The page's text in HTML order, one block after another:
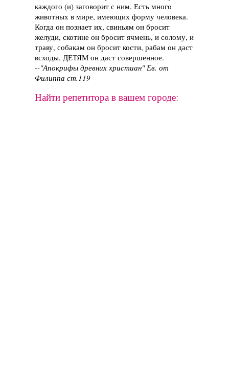
каждого (и) заговорит с ним. Есть много
животных в мире, имеющих форму человека.
Когда он познает их, свиньям он бросит
желуди, скотине он бросит ячмень, и солому, и
траву, собакам он бросит кости, рабам он даст
всходы, ДЕТЯМ он даст совершенное.
--"Апокрифы древних христиан" Ев. от
Филиппа ст.119
Найти репетитора в вашем городе: